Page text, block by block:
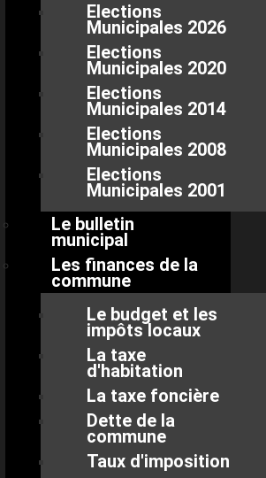
Elections
Municipales 2026
Elections
Municipales 2020
Elections
Municipales 2014
Elections
Municipales 2008
Elections
Municipales 2001
Le bulletin
municipal
Les finances de la
commune
Le budget et les
impôts locaux
La taxe
d'habitation
La taxe foncière
Dette de la
commune
Taux d'imposition